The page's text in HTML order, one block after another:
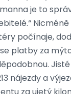
je to
počínaje,
platby za
nájezdy a